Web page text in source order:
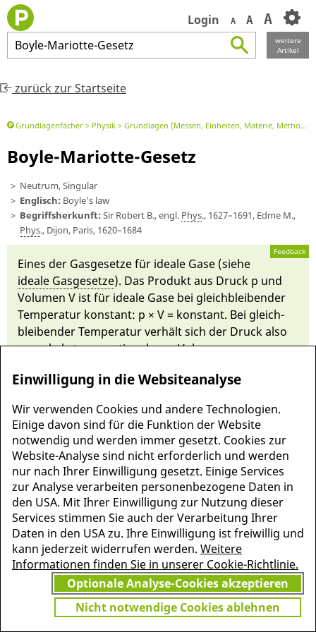
Login A A A
Boyle-Mariotte-Gesetz
weitere
Artikel
zurück zur Startseite
Grundlagenfächer Physik Grundlagen (Messen, Einheiten, Materie, Methoden)
Boyle-Mariotte-Gesetz
Neutrum, Singular
Englisch: Boyle's law
Begriffsherkunft: Sir Ro­bert B., engl. Phys., 1627–1691, Ed­me M.,
Phys., Di­jon, Paris, 1620–1684
Feedback
Ei­nes der Gas­ge­setze für idea­le Gase (siehe
idea­le Gas­ge­setze). Das Pro­dukt aus Druck p und
Volumen V ist für idea­le Gase bei gleich­blei­ben­der
Temperatur konstant: p × V = konstant. Bei gleich­
blei­ben­der Temperatur ver­hält sich der Druck al­so
um­ge­kehrt proportio­nal zum Volumen.
MEHR INFORMATIONEN
ZU PSCHYREMBEL
JETZT
GRATIS TESTEN
Einwilligung in die Websiteanalyse
Wir verwenden Cookies und andere Technologien.
Einige davon sind für die Funktion der Website
notwendig und werden immer gesetzt. Cookies zur
Website-Analyse sind nicht erforderlich und werden
nur nach Ihrer Einwilligung gesetzt. Einige Services
zur Analyse verarbeiten personenbezogene Daten in
den USA. Mit Ihrer Einwilligung zur Nutzung dieser
Services stimmen Sie auch der Verarbeitung Ihrer
Daten in den USA zu. Ihre Einwilligung ist freiwillig und
kann jederzeit widerrufen werden. Weitere
Informationen finden Sie in unserer Cookie-Richtlinie.
Optionale Analyse-Cookies akzeptieren
Nicht notwendige Cookies ablehnen